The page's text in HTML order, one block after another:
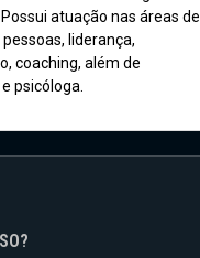
atuação nas áreas de
liderança,
coaching, além de
psicóloga.